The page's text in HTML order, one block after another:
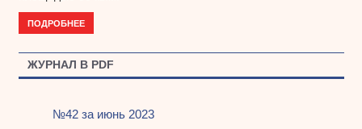
ПОДРОБНЕЕ
ЖУРНАЛ В PDF
№42 за июнь 2023